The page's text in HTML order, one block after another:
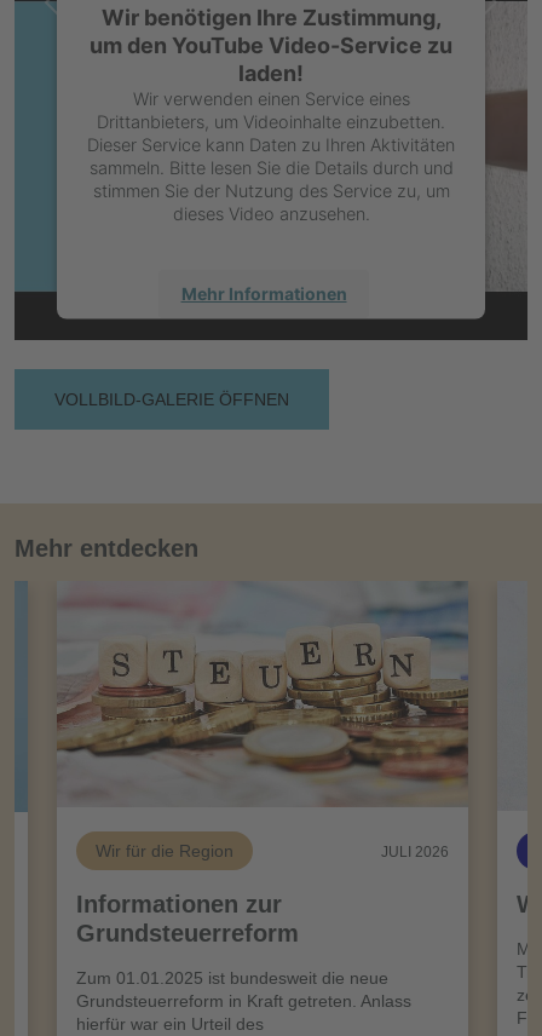
Wir benötigen Ihre Zustimmung,
um den YouTube Video-Service zu
laden!
Wir verwenden einen Service eines
Drittanbieters, um Videoinhalte einzubetten.
Dieser Service kann Daten zu Ihren Aktivitäten
sammeln. Bitte lesen Sie die Details durch und
stimmen Sie der Nutzung des Service zu, um
dieses Video anzusehen.
Mehr Informationen
powered byUsercentrics Consent
Management Platform
Vorherige
VOLLBILD-GALERIE ÖFFNEN
Mehr entdecken
Wir für die Region JULI 2026
Informationen zur
Grundsteuerreform
Zum 01.01.2025 ist bundesweit die neue
Grundsteuerreform in Kraft getreten. Anlass
hierfür war ein Urteil des